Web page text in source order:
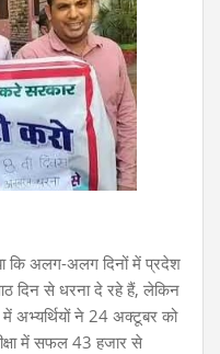
कि अलग-अलग दिनों में प्रदेश
से धरना दे रहे हैं, लेकिन
अभ्यर्थियों ने 24 अक्टूबर को
में सफल 43 हजार से